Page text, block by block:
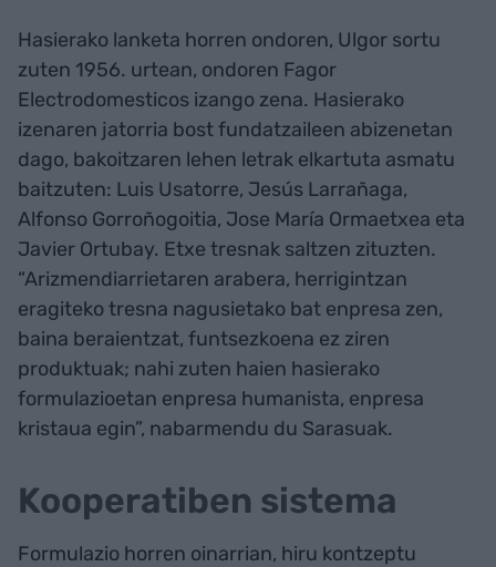
Hasierako lanketa horren ondoren, Ulgor sortu
zuten 1956. urtean, ondoren Fagor
Electrodomesticos izango zena. Hasierako
izenaren jatorria bost fundatzaileen abizenetan
dago, bakoitzaren lehen letrak elkartuta asmatu
baitzuten: Luis Usatorre, Jesús Larrañaga,
Alfonso Gorroñogoitia, Jose María Ormaetxea eta
Javier Ortubay. Etxe tresnak saltzen zituzten.
“Arizmendiarrietaren arabera, herrigintzan
eragiteko tresna nagusietako bat enpresa zen,
baina beraientzat, funtsezkoena ez ziren
produktuak; nahi zuten haien hasierako
formulazioetan enpresa humanista, enpresa
kristaua egin”, nabarmendu du Sarasuak.
Kooperatiben sistema
Formulazio horren oinarrian, hiru kontzeptu